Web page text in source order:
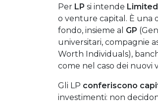
Per LP si intende
o venture capital. È
fondo, insieme al GP
universitari, compagnie
Worth Individuals),
come nel caso dei nuovi
Gli LP conferiscono
investimenti: non